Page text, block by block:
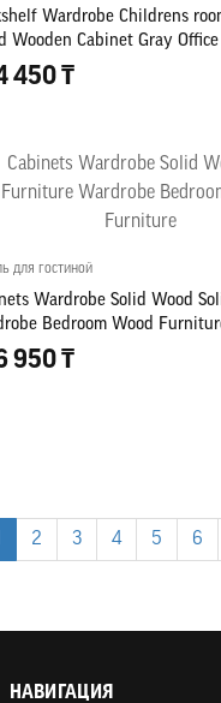
Wardrobe Childrens
Wooden Cabinet Gray Office
450 ₸
для гостиной
Wardrobe Solid Wood
Bedroom Wood
950 ₸
2 3 4 5 6
НАВИГАЦИЯ